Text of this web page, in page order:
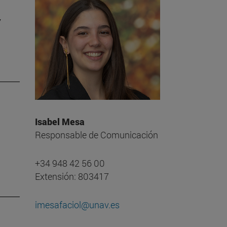
Isabel Mesa
Responsable de Comunicación
+34 948 42 56 00
Extensión: 803417
imesafaciol@unav.es